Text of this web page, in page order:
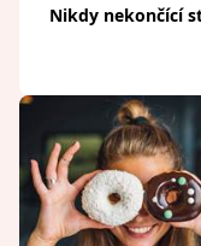
Nikdy nekončící